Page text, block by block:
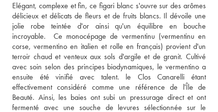
Elégant, complexe et fin, ce figari blanc s'ouvre sur des arômes
délicieux et délicats de fleurs et de fruits blancs. Il dévoile une
jolie robe teintée d'or ainsi qu'un équilibre en bouche
incroyable.  Ce monocépage de vermentinu (vermentinu en
corse, vermentino en italien et rolle en français) provient d'un
terroir chaud et venteux aux sols d'argile et de granit. Cultivé
avec soin selon des principes biodynamiques, le vermentino a
ensuite été vinifié avec talent. le Clos Canarelli étant
effectivement considéré comme une référence de l'Île de
Beauté. Ainsi, les baies ont subi un pressurage direct et ont
fermenté avec une souche de levures sélectionnée sur le